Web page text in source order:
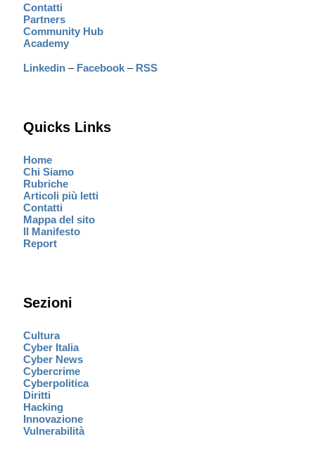
Contatti
Partners
Community Hub
Academy
Linkedin – Facebook – RSS
Quicks Links
Home
Chi Siamo
Rubriche
Articoli più letti
Contatti
Mappa del sito
Il Manifesto
Report
Sezioni
Cultura
Cyber Italia
Cyber News
Cybercrime
Cyberpolitica
Diritti
Hacking
Innovazione
Vulnerabilità